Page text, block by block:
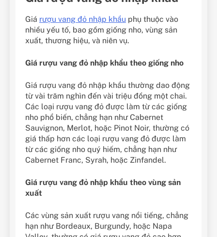
Giá rượu vang đỏ nhập khẩu phụ thuộc vào
nhiều yếu tố, bao gồm giống nho, vùng sản
xuất, thương hiệu, và niên vụ.
Giá rượu vang đỏ nhập khẩu theo giống nho
Giá rượu vang đỏ nhập khẩu thường dao động
từ vài trăm nghìn đến vài triệu đồng một chai.
Các loại rượu vang đỏ được làm từ các giống
nho phổ biến, chẳng hạn như Cabernet
Sauvignon, Merlot, hoặc Pinot Noir, thường có
giá thấp hơn các loại rượu vang đỏ được làm
từ các giống nho quý hiếm, chẳng hạn như
Cabernet Franc, Syrah, hoặc Zinfandel.
Giá rượu vang đỏ nhập khẩu theo vùng sản
xuất
Các vùng sản xuất rượu vang nổi tiếng, chẳng
hạn như Bordeaux, Burgundy, hoặc Napa